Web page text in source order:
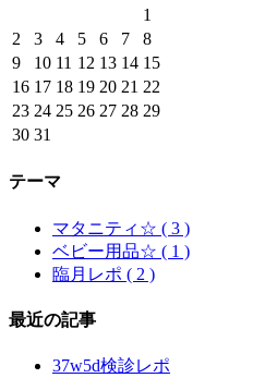
1
2
3 4 5 6 7
8
9
10 11 12 13 14 15
16 17 18 19 20 21 22
23 24 25 26 27 28 29
30 31
テーマ
マタニティ☆ ( 3 )
ベビー用品☆ ( 1 )
臨月レポ ( 2 )
最近の記事
37w5d検診レポ